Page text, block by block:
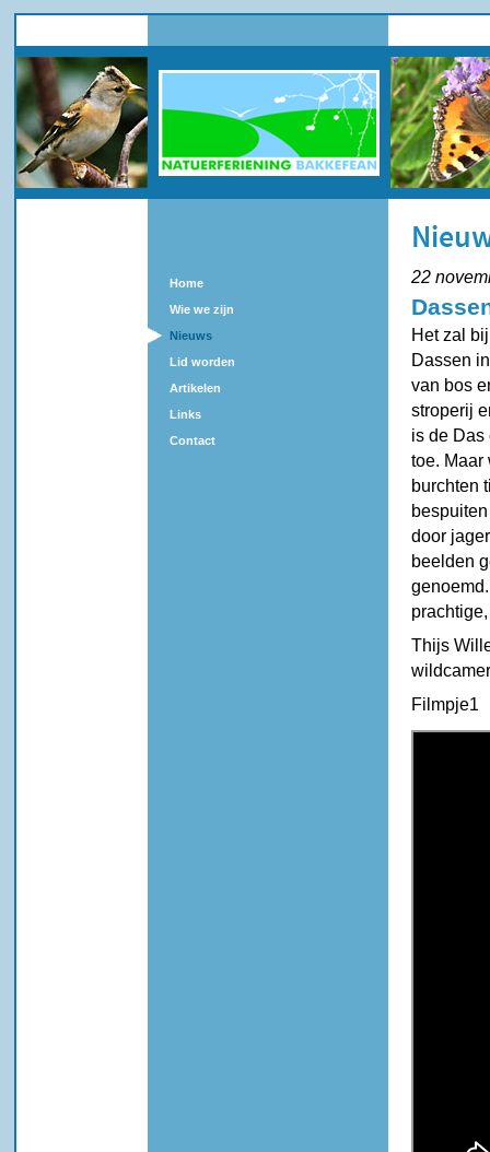
Home
Wie we zijn
Nieuws
Lid worden
Artikelen
Links
Contact
22
Het zal
Dassen
van bos
stroperij
is de Das
toe. Maar
burchten
door
beelden
Thijs
Filmpje1